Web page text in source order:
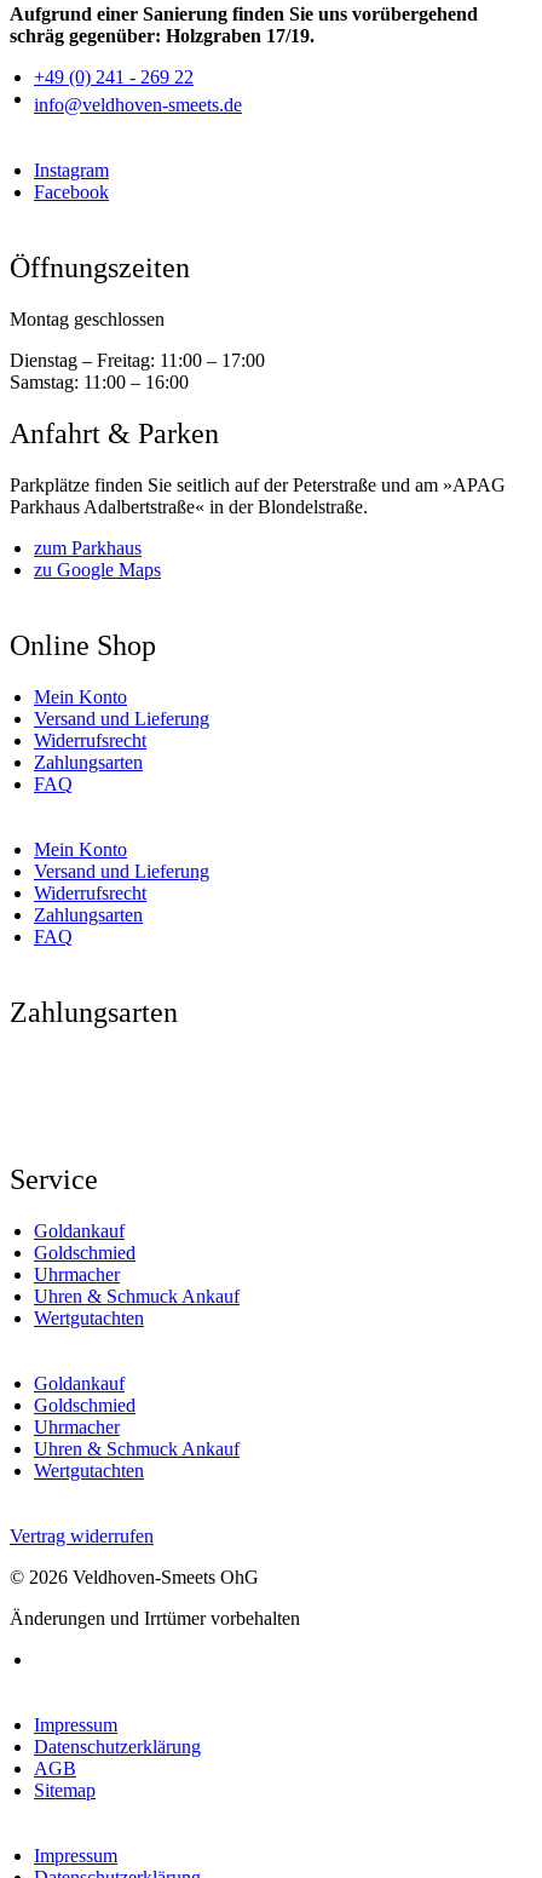
Aufgrund einer Sanierung finden Sie uns vorübergehend
schräg gegenüber: Holzgraben 17/19.
+49 (0) 241 - 269 22
info@veldhoven-smeets.de
Instagram
Facebook
Öffnungszeiten
Montag geschlossen
Dienstag – Freitag: 11:00 – 17:00
Samstag: 11:00 – 16:00
Anfahrt & Parken
Parkplätze finden Sie seitlich auf der Peterstraße und am »APAG
Parkhaus Adalbertstraße« in der Blondelstraße.
zum Parkhaus
zu Google Maps
Online Shop
Mein Konto
Versand und Lieferung
Widerrufsrecht
Zahlungsarten
FAQ
Mein Konto
Versand und Lieferung
Widerrufsrecht
Zahlungsarten
FAQ
Zahlungsarten
Service
Goldankauf
Goldschmied
Uhrmacher
Uhren & Schmuck Ankauf
Wertgutachten
Goldankauf
Goldschmied
Uhrmacher
Uhren & Schmuck Ankauf
Wertgutachten
Vertrag widerrufen
© 2026 Veldhoven-Smeets OhG
Änderungen und Irrtümer vorbehalten
Impressum
Datenschutzerklärung
AGB
Sitemap
Impressum